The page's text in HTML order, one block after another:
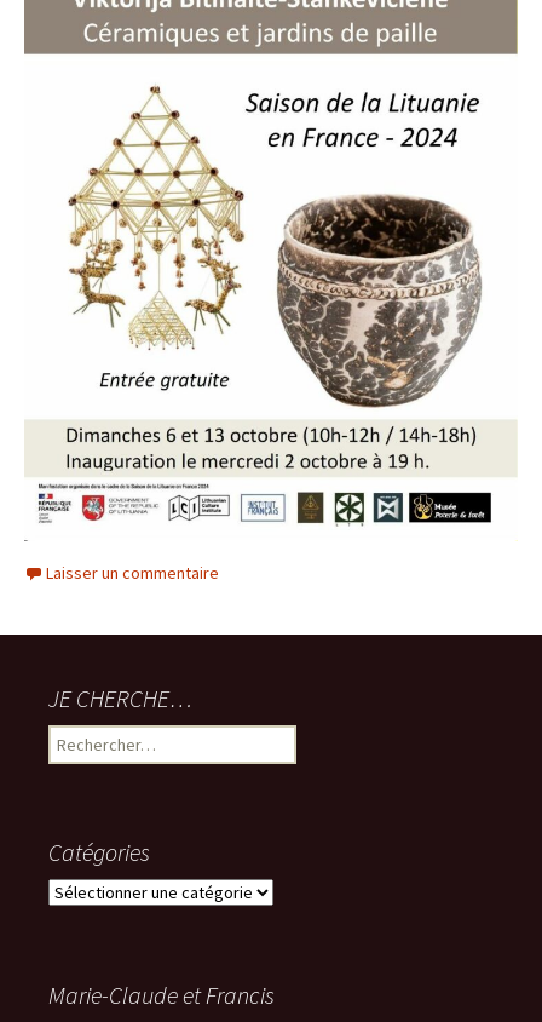
Laisser un commentaire
JE CHERCHE…
Rechercher :
Catégories
Catégories
Marie-Claude et Francis